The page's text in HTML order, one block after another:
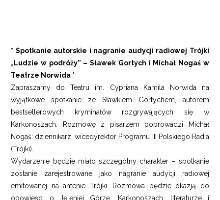
* Spotkanie autorskie i nagranie audycji radiowej Trójki
„Ludzie w podróży” – Sławek Gortych i Michał Nogaś w
Teatrze Norwida *
Zapraszamy do Teatru im. Cypriana Kamila Norwida na
wyjątkowe spotkanie ze Sławkiem Gortychem, autorem
bestsellerowych kryminałów rozgrywających się w
Karkonoszach. Rozmowę z pisarzem poprowadzi Michał
Nogaś: dziennikarz, wicedyrektor Programu III Polskiego Radia
(Trójki).
Wydarzenie będzie miało szczególny charakter – spotkanie
zostanie zarejestrowane jako nagranie audycji radiowej
emitowanej na antenie Trójki. Rozmowa będzie okazją do
opowieści o Jeleniej Górze, Karkonoszach, literaturze i